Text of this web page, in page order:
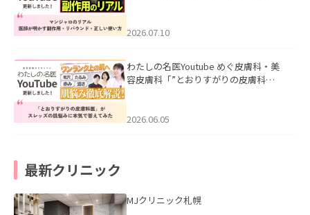
た。
2026.07.10
わたしの名医Youtube めぐ皮膚科・美
容皮膚科「”とおりすがりの皮膚科
2026.06.05
最新クリニック
MJクリニック札幌